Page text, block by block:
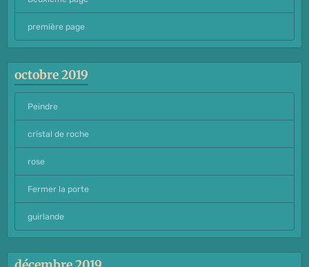
première page
octobre 2019
Peindre
cristal de roche
rose
Fermer la porte
guirlande